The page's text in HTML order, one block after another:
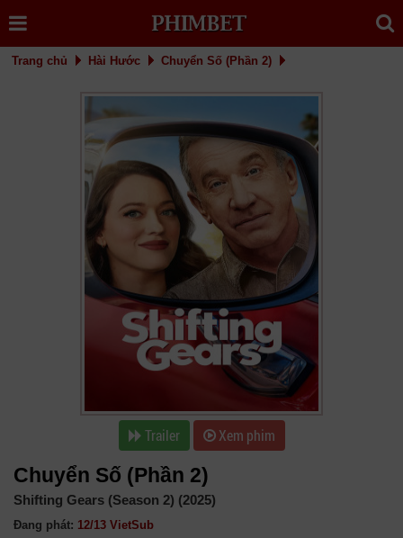
Trang chủ Hài Hước Chuyển Số (Phần 2)
Trailer Xem phim
Chuyển Số (Phần 2)
Shifting Gears (Season 2) (2025)
Đang phát: 12/13 VietSub